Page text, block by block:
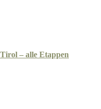
– alle Etappen